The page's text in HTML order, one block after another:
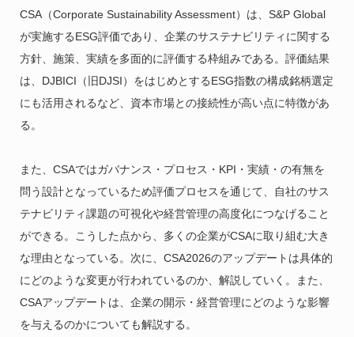
CSA（Corporate Sustainability Assessment）は、S&P Global
が実施するESG評価であり、企業のサステナビリティに関する
方針、施策、実績を多面的に評価する枠組みである。評価結果
は、DJBICI（旧DJSI）をはじめとするESG指数の構成銘柄選定
にも活用されるなど、資本市場との接続性が高い点に特徴があ
る。
また、CSAではガバナンス・プロセス・KPI・実績・の有無を
問う設計となっているため評価プロセスを通じて、自社のサス
テナビリティ課題の可視化や経営管理の高度化につなげること
ができる。こうした点から、多くの企業がCSAに取り組む大き
な理由となっている。次に、CSA2026のアップデートは具体的
にどのような変更が行われているのか、解説していく。また、
CSAアップデートは、企業の開示・経営管理にどのような影響
を与えるのかについても解説する。